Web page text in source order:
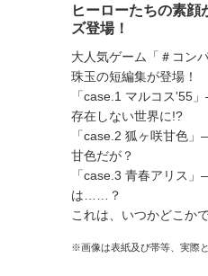
ヒーローたちの素
ズ登場！
大人気ゲーム「＃コン
珠玉の短編集が登場！
「case.1 マルコス'55
存在しない世界に!?
「case.2 狐ヶ咲甘色
甘色だが？
「case.3 青春アリス
は……？
これは、いつかどこか
※画像は表紙及び帯等、実際